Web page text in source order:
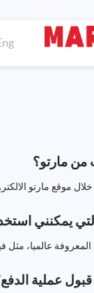
مارتو؟
موقع مارتو
يمكنني
عالميا، مثل
قبول عملية